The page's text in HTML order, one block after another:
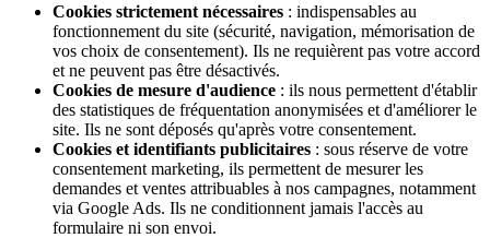
Cookies strictement nécessaires : indispensables au
fonctionnement du site (sécurité, navigation, mémorisation de
vos choix de consentement). Ils ne requièrent pas votre accord
et ne peuvent pas être désactivés.
Cookies de mesure d'audience : ils nous permettent d'établir
des statistiques de fréquentation anonymisées et d'améliorer le
site. Ils ne sont déposés qu'après votre consentement.
Cookies et identifiants publicitaires : sous réserve de votre
consentement marketing, ils permettent de mesurer les
demandes et ventes attribuables à nos campagnes, notamment
via Google Ads. Ils ne conditionnent jamais l'accès au
formulaire ni son envoi.